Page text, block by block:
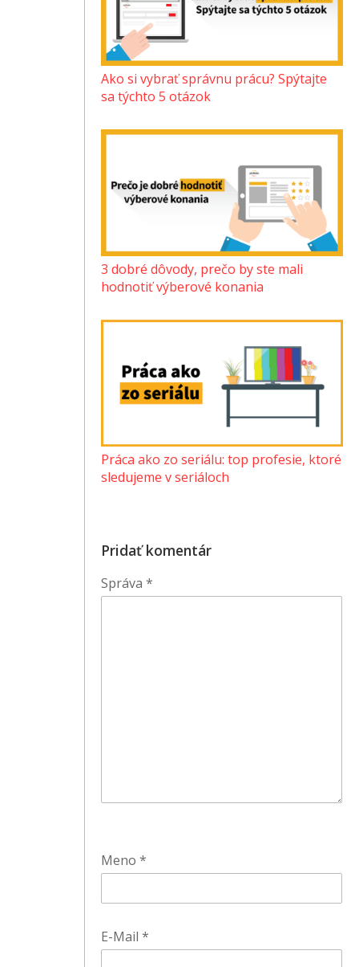
Ako si vybrať správnu prácu? Spýtajte
sa týchto 5 otázok
3 dobré dôvody, prečo by ste mali
hodnotiť výberové konania
Práca ako zo seriálu: top profesie, ktoré
sledujeme v seriáloch
Pridať komentár
Správa*
Meno*
E-Mail*